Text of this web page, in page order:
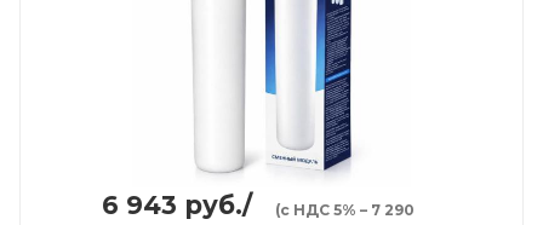
6 943 руб./
(с НДС 5% – 7 290